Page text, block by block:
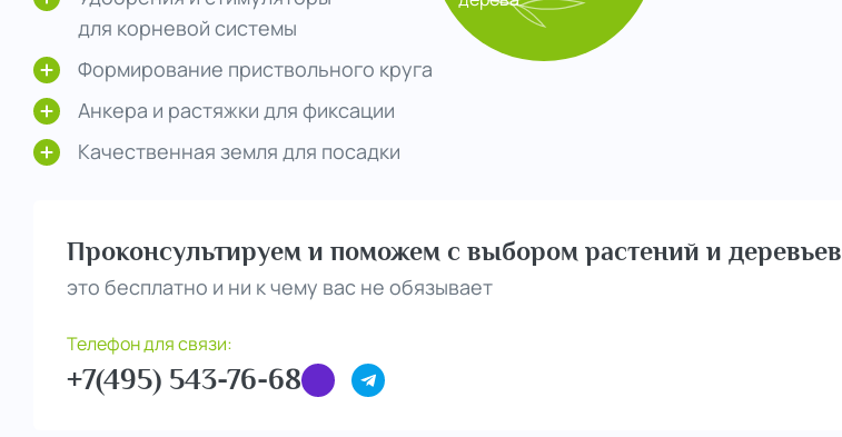
для корневой системы
Формирование приствольного круга
Анкера и растяжки для фиксации
Качественная земля для посадки
Проконсультируем и поможем с выбором растений и деревьев
это бесплатно и ни к чему вас не обязывает
Телефон для связи:
+7(495) 543-76-68